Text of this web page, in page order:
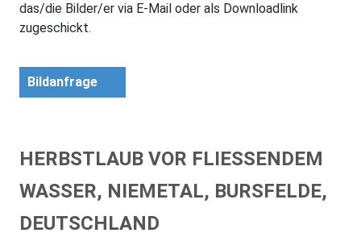
das/die Bilder/er via E-Mail oder als Downloadlink
zugeschickt.
Bildanfrage
HERBSTLAUB VOR FLIESSENDEM W
ASSER, NIEMETAL, BURSFELDE, D
EUTSCHLAND